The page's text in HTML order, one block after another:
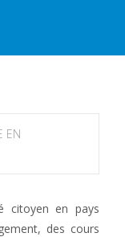
EN
citoyen en pays
des cours